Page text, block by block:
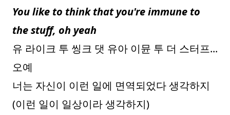
You like to think that you're immune to
the stuff, oh yeah
유 라이크 투 씽크 댓 유아 이뮨 투 더 스터프...
오예
너는 자신이 이런 일에 면역되었다 생각하지
(이런 일이 일상이라 생각하지)